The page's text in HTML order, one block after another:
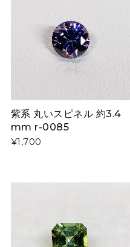
紫系 丸いスピネル 約3.4
mm r-0085
¥1,700